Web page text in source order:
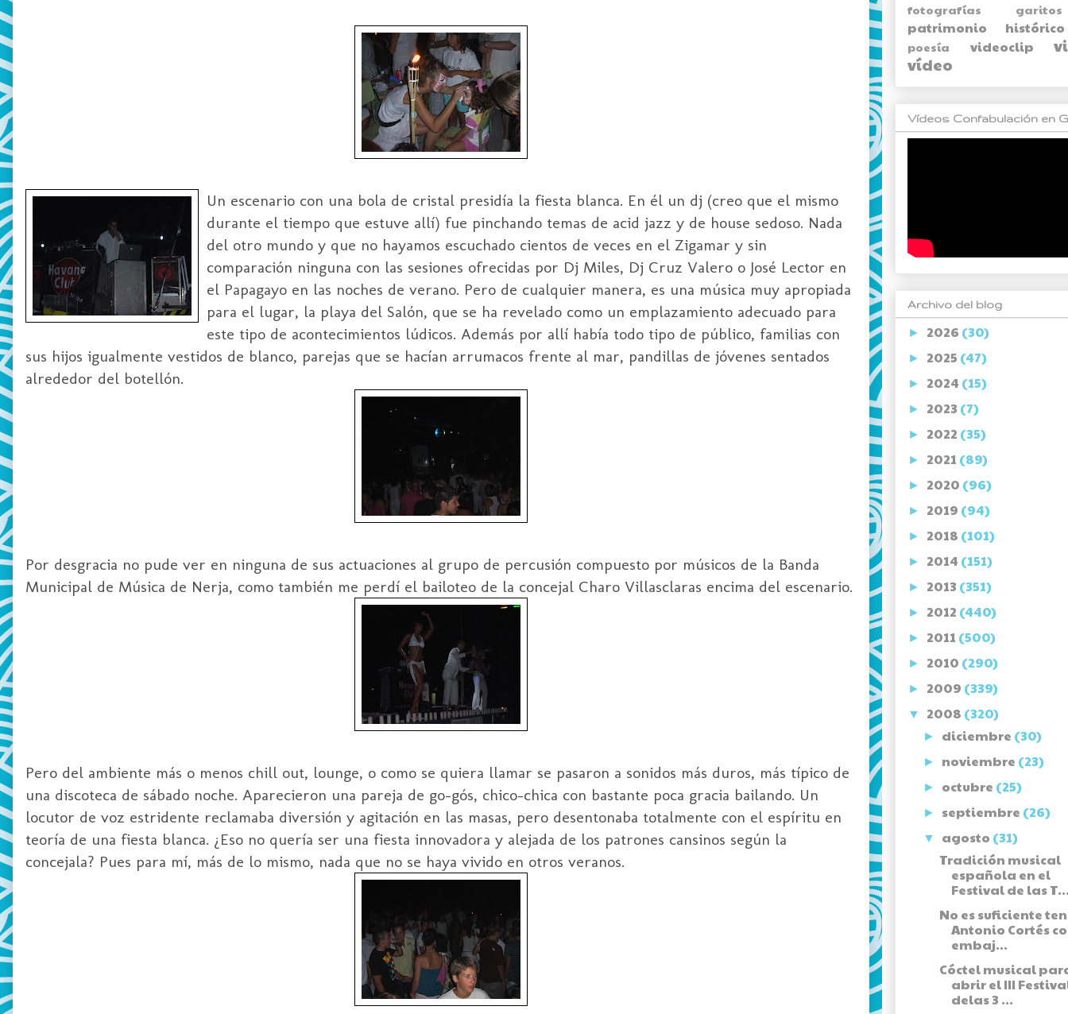
Un escenario con una bola de cristal presidía la fiesta blanca. En él un dj (creo que el mismo
durante el tiempo que estuve allí) fue pinchando temas de acid jazz y de house sedoso. Nada
del otro mundo y que no hayamos escuchado cientos de veces en el Zigamar y sin
comparación ninguna con las sesiones ofrecidas por Dj Miles, Dj Cruz Valero o José Lector en
el Papagayo en las noches de verano. Pero de cualquier manera, es una música muy apropiada
para el lugar, la playa del Salón, que se ha revelado como un emplazamiento adecuado para
este tipo de acontecimientos lúdicos. Además por allí había todo tipo de público, familias con
sus hijos igualmente vestidos de blanco, parejas que se hacían arrumacos frente al mar, pandillas de jóvenes sentados
alrededor del botellón.
Por desgracia no pude ver en ninguna de sus actuaciones al grupo de percusión compuesto por músicos de la Banda
Municipal de Música de Nerja, como también me perdí el bailoteo de la concejal Charo Villasclaras encima del escenario.
Pero del ambiente más o menos chill out, lounge, o como se quiera llamar se pasaron a sonidos más duros, más típico de
una discoteca de sábado noche. Aparecieron una pareja de go-gós, chico-chica con bastante poca gracia bailando. Un
locutor de voz estridente reclamaba diversión y agitación en las masas, pero desentonaba totalmente con el espíritu en
teoría de una fiesta blanca. ¿Eso no quería ser una fiesta innovadora y alejada de los patrones cansinos según la
concejala? Pues para mí, más de lo mismo, nada que no se haya vivido en otros veranos.
fotografías garitos
patrimonio histórico
poesía videoclip
vídeo
Vídeos Confabulación en
Archivo del blog
► 2026 (30)
► 2025 (47)
► 2024 (15)
► 2023 (7)
► 2022 (35)
► 2021 (89)
► 2020 (96)
► 2019 (94)
► 2018 (101)
► 2014 (151)
► 2013 (351)
► 2012 (440)
► 2011 (500)
► 2010 (290)
► 2009 (339)
▼ 2008 (320)
► diciembre (30)
► noviembre (23)
► octubre (25)
► septiembre (26)
▼ agosto (31)
Tradición musical
española en el
Festival de las
No es suficiente
Antonio Cortés
embaj...
Cóctel musical
abrir el III
delas 3 ...